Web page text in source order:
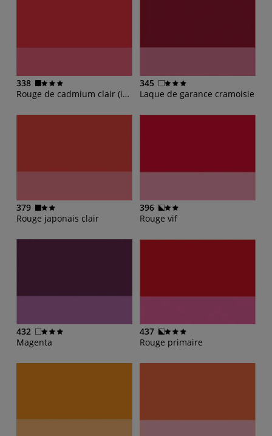
338
Rouge de cadmium clair (imit.)
345
Laque de garance cramoisie
379
Rouge japonais clair
396
Rouge vif
432
Magenta
437
Rouge primaire